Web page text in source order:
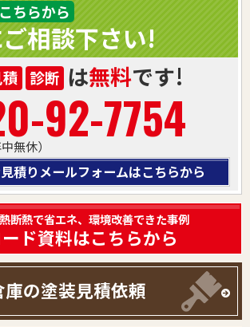
ちらから
相談下さい!
診断 は無料です!
92-7754
無休）
積りメールフォームはこちらから
断熱で省エネ、環境改善できた事例
ド資料はこちらから
庫の塗装見積依頼